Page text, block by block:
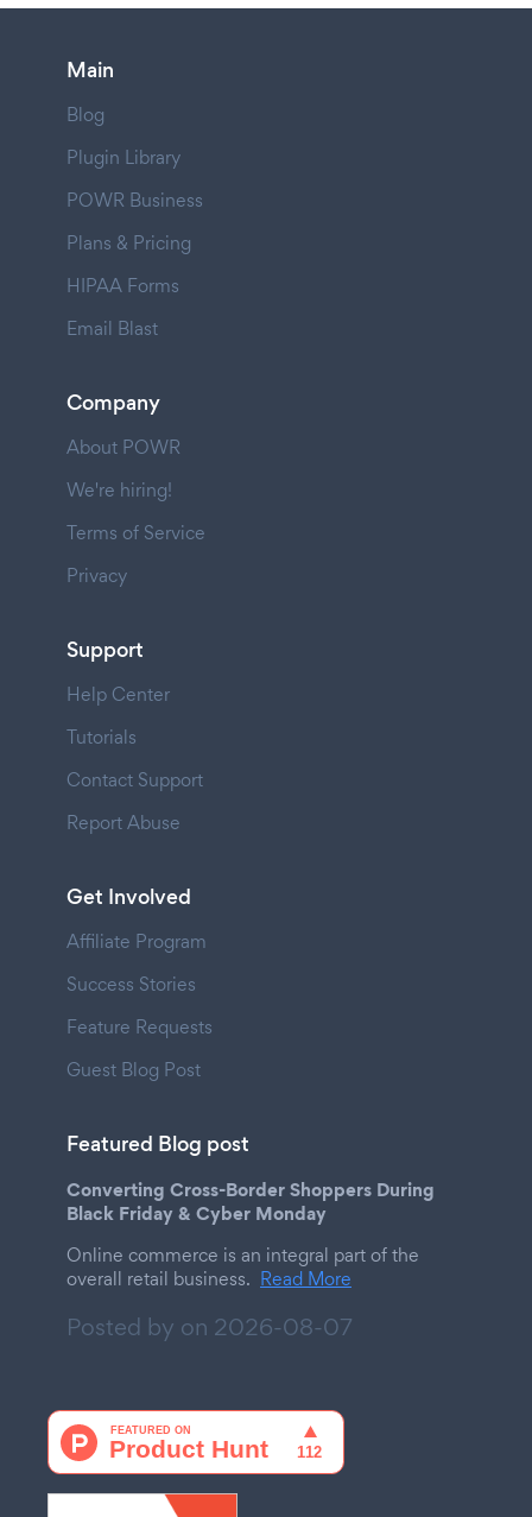
Main
Blog
Plugin Library
POWR Business
Plans & Pricing
HIPAA Forms
Email Blast
Company
About POWR
We're hiring!
Terms of Service
Privacy
Support
Help Center
Tutorials
Contact Support
Report Abuse
Get Involved
Affiliate Program
Success Stories
Feature Requests
Guest Blog Post
Featured Blog post
Converting Cross-Border Shoppers During
Black Friday & Cyber Monday
Online commerce is an integral part of the
overall retail business. Read More
Posted by on 2026-08-07